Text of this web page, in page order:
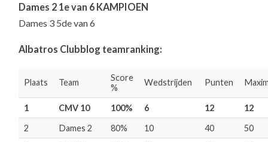
Dames 2 1e van 6 KAMPIOEN
Dames 3 5de van 6
Albatros Clubblog teamranking:
Plaats Team
Score
%
Wedstrijden Punten
1 CMV 10 100% 6 12
12
2
Dames 2 80% 10 40
50